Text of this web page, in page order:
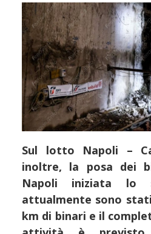
Sul lotto Napoli –
inoltre, la posa dei
Napoli iniziata lo
attualmente sono
km di binari e il